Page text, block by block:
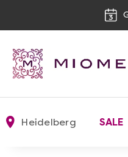
Heidelberg SALE